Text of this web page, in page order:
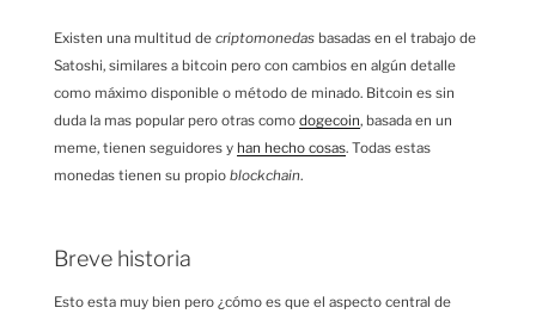
Existen una multitud de criptomonedas basadas en el trabajo de
Satoshi, similares a bitcoin pero con cambios en algún detalle
como máximo disponible o método de minado. Bitcoin es sin
duda la mas popular pero otras como dogecoin, basada en un
meme, tienen seguidores y han hecho cosas. Todas estas
monedas tienen su propio blockchain.
Breve historia
Esto esta muy bien pero ¿cómo es que el aspecto central de